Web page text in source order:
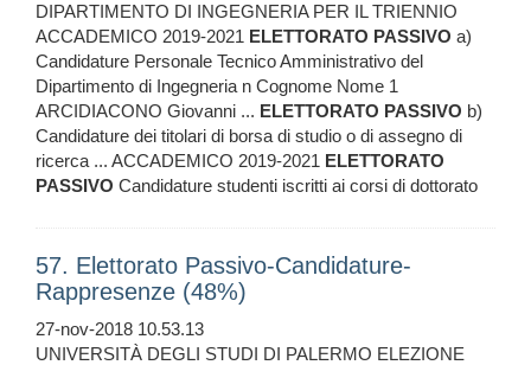
DIPARTIMENTO DI INGEGNERIA PER IL TRIENNIO
ACCADEMICO 2019-2021 ELETTORATO PASSIVO a)
Candidature Personale Tecnico Amministrativo del
Dipartimento di Ingegneria n Cognome Nome 1
ARCIDIACONO Giovanni ... ELETTORATO PASSIVO b)
Candidature dei titolari di borsa di studio o di assegno di
ricerca ... ACCADEMICO 2019-2021 ELETTORATO
PASSIVO Candidature studenti iscritti ai corsi di dottorato
57. Elettorato Passivo-Candidature-
Rappresenze (48%)
27-nov-2018 10.53.13
UNIVERSITÀ DEGLI STUDI DI PALERMO ELEZIONE